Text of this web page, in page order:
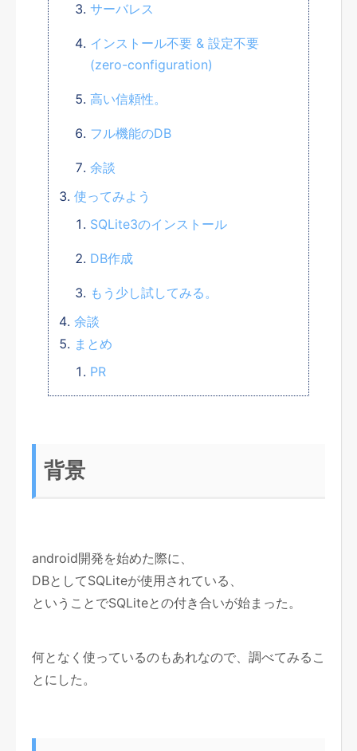
サーバレス
インストール不要 & 設定不要
(zero-configuration)
高い信頼性。
フル機能のDB
余談
使ってみよう
SQLite3のインストール
DB作成
もう少し試してみる。
余談
まとめ
PR
背景
android開発を始めた際に、
DBとしてSQLiteが使用されている、
ということでSQLiteとの付き合いが始まった。
何となく使っているのもあれなので、調べてみるこ
とにした。